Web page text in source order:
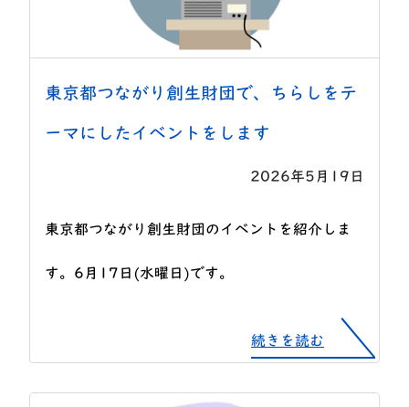
東京都つながり創生財団で、ちらしをテ
ーマにしたイベントをします
2026年5月19日
東京都つながり創生財団のイベントを紹介しま
す。6月17日(水曜日)です。
続きを読む